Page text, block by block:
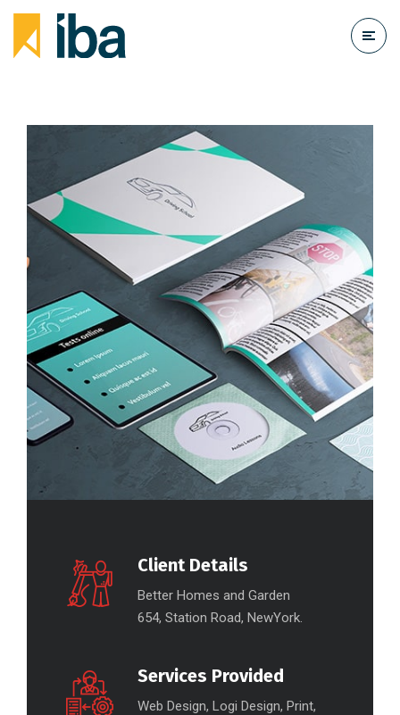
Client Details
Better Homes and Garden
654, Station Road, NewYork.
Services Provided
Web Design, Logi Design, Print,